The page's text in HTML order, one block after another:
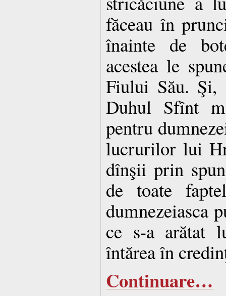
făceau în
înainte de
acestea le
Fiului Său. Şi,
Duhul Sfînt
pentru
lucrurilor lui
dînşii prin
de toate
dumnezeiasca
ce s-a arătat
întărea în
Continuare…